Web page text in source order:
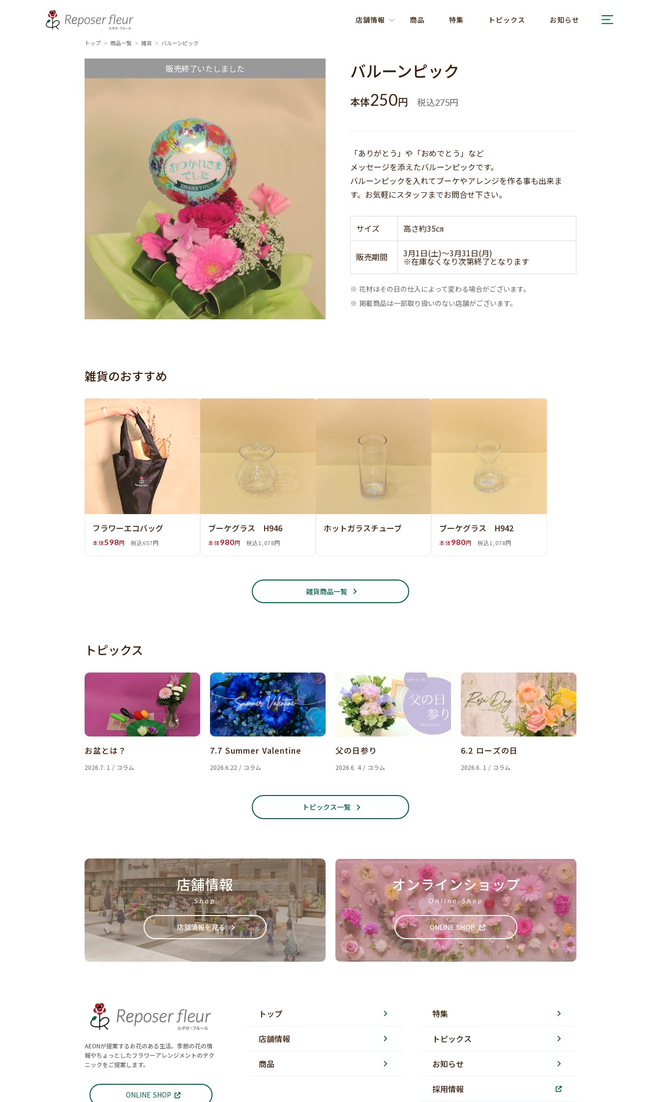
店舗情報 商品 特集 トピックス お知らせ
トップ > 商品一覧 > 雑貨 > バルーンピック
販売終了いたしました バルーンピック
本体250円 税込275円
「ありがとう」や「おめでとう」など
メッセージを添えたバルーンピックです。
バルーンピックを入れてブーケやアレンジを作る事も出来ま
す。お気軽にスタッフまでお問合せ下さい。
サイズ 高さ約35㎝
販売期間 3月1日(土)～3月31日(月)
※在庫なくなり次第終了となります
※ 花材はその日の仕入によって変わる場合がございます。
※ 掲載商品は一部取り扱いのない店舗がございます。
雑貨のおすすめ
フラワーエコバッグ
本体598円 税込657円
ブーケグラス H946
本体980円 税込1,078円
ホットガラスチューブ ブーケグラス H942
本体980円 税込1,078円
雑貨商品一覧
トピックス
お盆とは？
2026.7. 1 / コラム
7.7 Summer Valentine
2026.6.22 / コラム
父の日参り
2026.6. 4 / コラム
6.2 ローズの日
2026.6. 1 / コラム
トピックス一覧
店舗情報
Shop
店舗情報を見る
オンラインショップ
Online Shop
ONLINE SHOP
AEONが提案するお花のある生活。季節の花の情
報やちょっとしたフラワーアレンジメントのテク
ニックをご提案します。
ONLINE SHOP
トップ
店舗情報
商品
特集
トピックス
お知らせ
採用情報